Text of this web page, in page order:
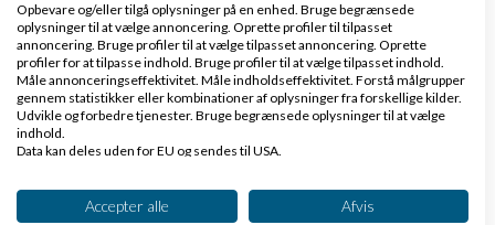
Partnere
Opbevare og/eller tilgå oplysninger på en enhed. Bruge begrænsede
oplysninger til at vælge annoncering. Oprette profiler til tilpasset
annoncering. Bruge profiler til at vælge tilpasset annoncering. Oprette
profiler for at tilpasse indhold. Bruge profiler til at vælge tilpasset indhold.
Måle annonceringseffektivitet. Måle indholdseffektivitet. Forstå målgrupper
gennem statistikker eller kombinationer af oplysninger fra forskellige kilder.
Udvikle og forbedre tjenester. Bruge begrænsede oplysninger til at vælge
indhold.
Data kan deles uden for EU og sendes til USA.
Se partnerliste (2 IAB-leverandører)
Accepter alle Afvis